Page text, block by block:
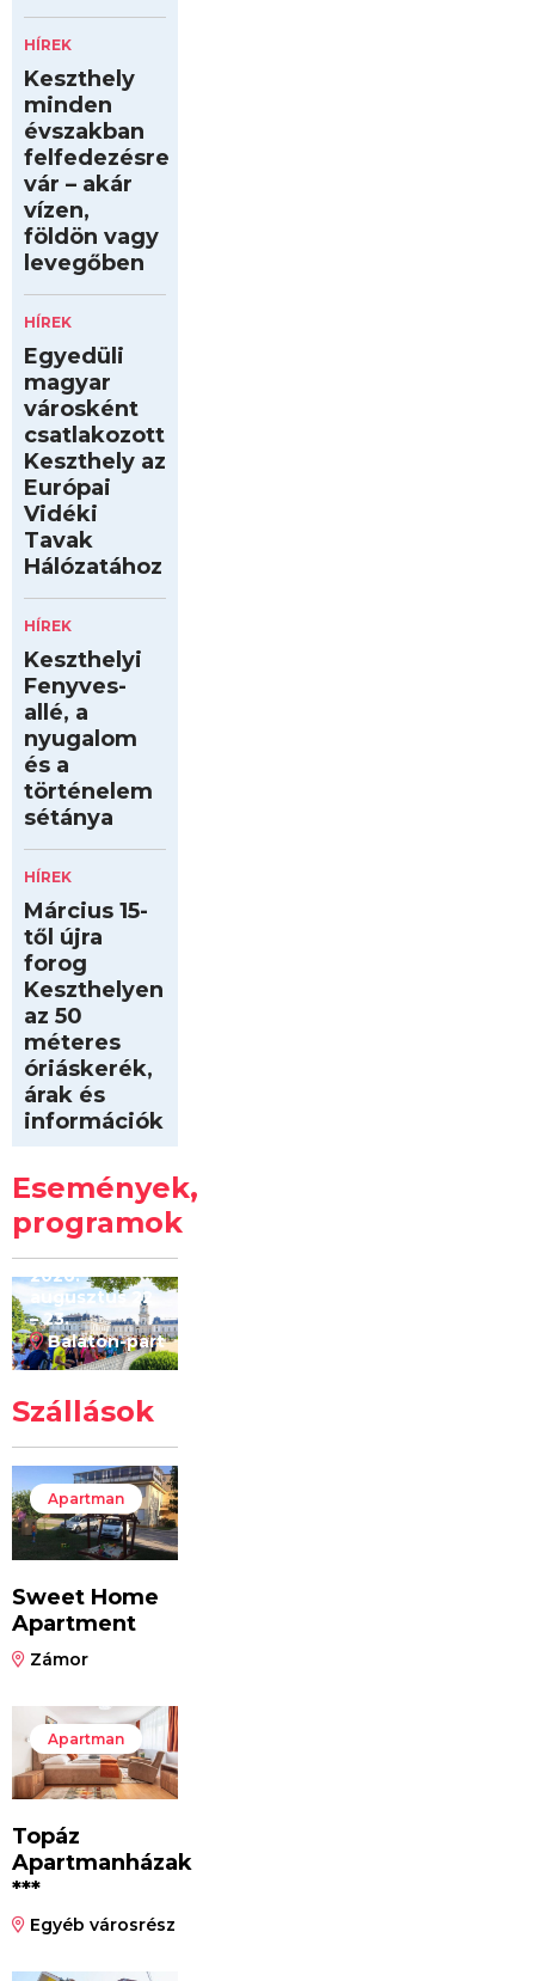
HÍREK
Keszthely
minden
évszakban
felfedezésre
vár – akár
vízen,
földön vagy
levegőben
HÍREK
Egyedüli
magyar
városként
csatlakozott
Keszthely az
Európai
Vidéki
Tavak
Hálózatához
HÍREK
Keszthelyi
Fenyves-
allé, a
nyugalom
és a
történelem
sétánya
HÍREK
Március 15-
től újra
forog
Keszthelyen
az 50
méteres
óriáskerék,
árak és
információk
Események,
programok
Kilóméterek
2026
2026.
augusztus 22
– 23.
Balaton-part
Szállások
Apartman
Sweet Home
Apartment
Zámor
Apartman
Topáz
Apartmanházak
***
Egyéb városrész